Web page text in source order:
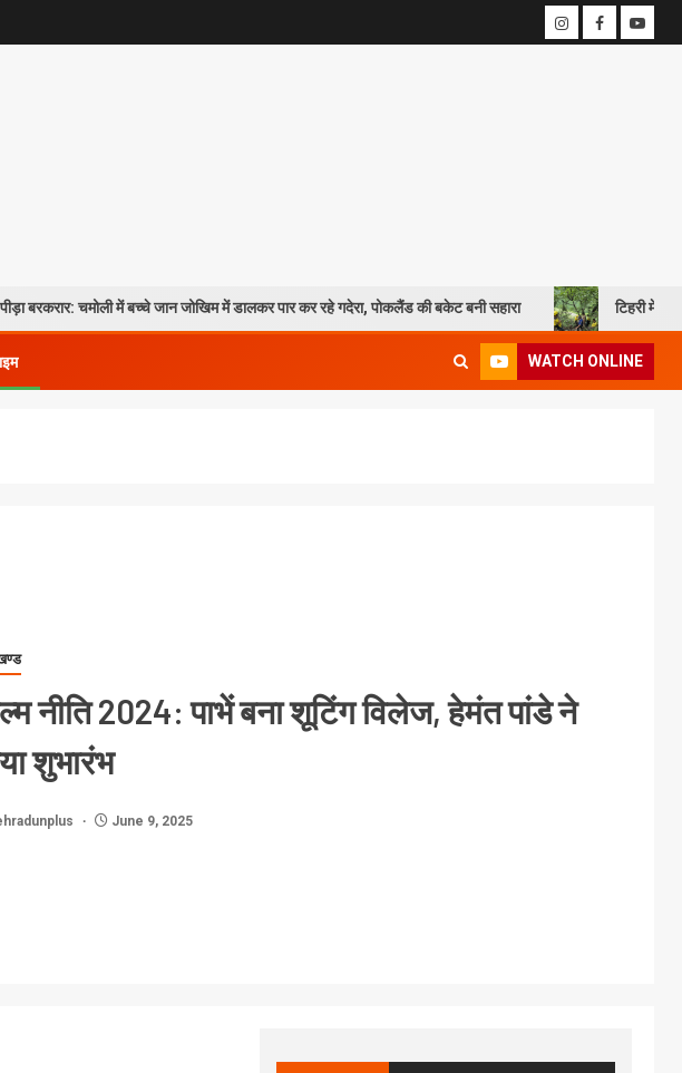
में बच्चे जान जोखिम में डालकर पार कर रहे गदेरा, पोकलैंड की बकेट बनी सहारा टिहरी में दर्दनाक हादसा: 250
WATCH ONLINE
नीति 2024: पाभें बना शूटिंग विलेज, हेमंत पांडे ने
शुभारंभ
June 9, 2025